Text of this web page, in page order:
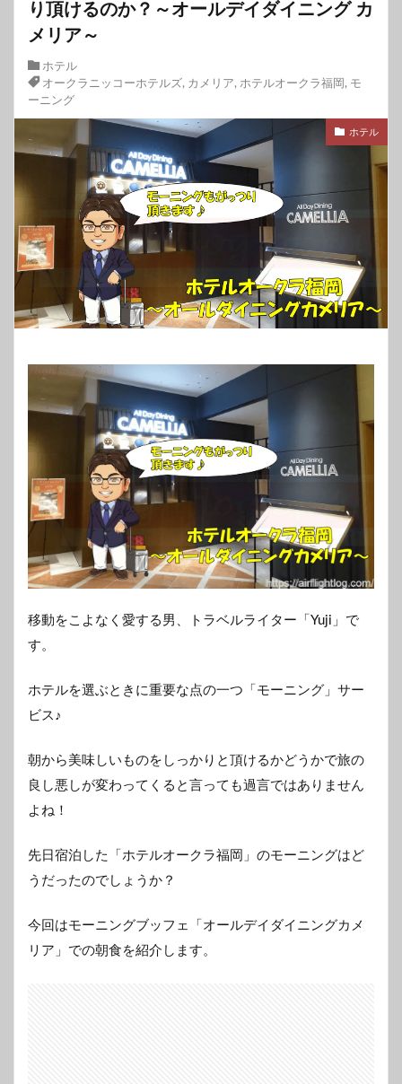
り頂けるのか？～オールデイダイニング カ
メリア～
ホテル
オークラニッコーホテルズ, カメリア, ホテルオークラ福岡 , モ
ーニング
ホテル
移動をこよなく愛する男、トラベルライター「Yuji」で
す。
ホテルを選ぶときに重要な点の一つ「モーニング」サー
ビス♪
朝から美味しいものをしっかりと頂けるかどうかで旅の
良し悪しが変わってくると言っても過言ではありません
よね！
先日宿泊した「ホテルオークラ福岡」のモーニングはど
うだったのでしょうか？
今回はモーニングブッフェ「オールデイダイニングカメ
リア」での朝食を紹介します。